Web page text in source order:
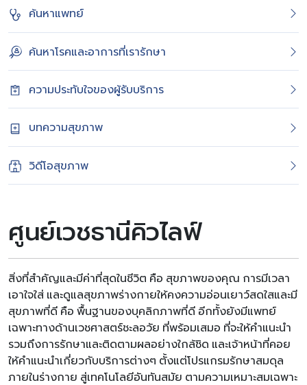
ค้นหาแพทย์
ค้นหาโรคและอาการที่เรารักษา
ความประทับใจของผู้รับบริการ
บทความสุขภาพ
วิดีโอสุขภาพ
ศูนย์เวชธานีคิวไลฟ์
สิ่งที่สำคัญและมีค่าที่สุดในชีวิต คือ สุขภาพของคุณ การมีเวลา
เอาใจใส่ และดูแลสุขภาพร่างกายให้คงความอ่อนเยาว์สดใสและมี
สุขภาพที่ดี คือ พื้นฐานของบุคลิกภาพที่ดี อีกทั้งยังมีแพทย์
เฉพาะทางด้านเวชศาสตร์ชะลอวัย ที่พร้อมเสมอ ที่จะให้คำแนะนำ
รวมถึงการรักษาและติดตามผลอย่างใกล้ชิด และเจ้าหน้าที่คอย
ให้คำแนะนำเกี่ยวกับบริการต่างๆ ตั้งแต่โปรแกรมรักษาสมดุล
ภายในร่างกาย สู่เทคโนโลยีอันทันสมัย ตามความเหมาะสมเฉพาะ